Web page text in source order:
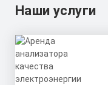
Наши услуги